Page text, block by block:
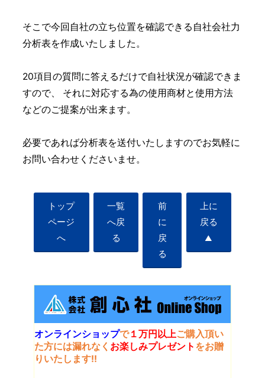
そこで今回自社の立ち位置を確認できる自社会社力
分析表を作成いたしました。
20項目の質問に答えるだけで自社状況が確認できま
すので、 それに対応する為の使用商材と使用方法
などのご提案が出来ます。
必要であれば分析表を送付いたしますのでお気軽に
お問い合わせくださいませ。
トップ
ページ
へ
一覧
へ戻
る
前
に
戻
る
上に
戻る
▲
オンラインショップで１万円以上ご購入頂い
た方には漏れなく お楽しみプレゼント をお贈
りいたします!!